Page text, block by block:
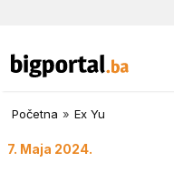
Početna » Ex Yu
7. Maja 2024.